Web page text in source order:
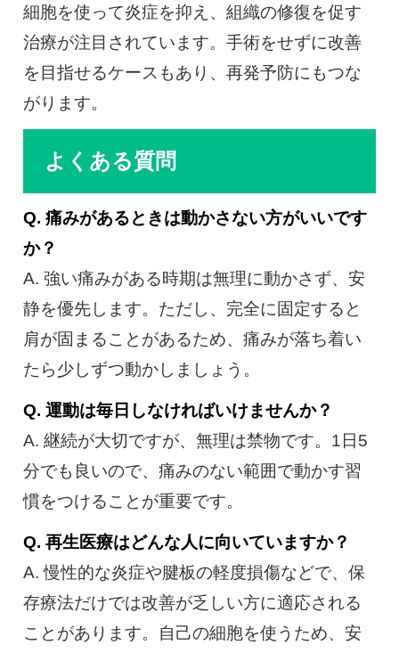
細胞を使って炎症を抑え、組織の修復を促す
治療が注目されています。手術をせずに改善
を目指せるケースもあり、再発予防にもつな
がります。
よくある質問
Q. 痛みがあるときは動かさない方がいいです
か？
A. 強い痛みがある時期は無理に動かさず、安
静を優先します。ただし、完全に固定すると
肩が固まることがあるため、痛みが落ち着い
たら少しずつ動かしましょう。
Q. 運動は毎日しなければいけませんか？
A. 継続が大切ですが、無理は禁物です。1日5
分でも良いので、痛みのない範囲で動かす習
慣をつけることが重要です。
Q. 再生医療はどんな人に向いていますか？
A. 慢性的な炎症や腱板の軽度損傷などで、保
存療法だけでは改善が乏しい方に適応される
ことがあります。自己の細胞を使うため、安